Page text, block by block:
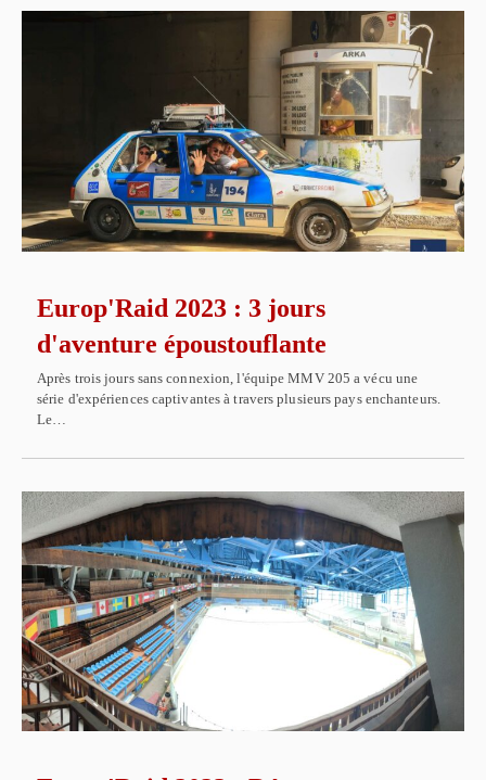
Europ'Raid 2023 : 3 jours
d'aventure époustouflante
Après trois jours sans connexion, l'équipe MMV 205 a vécu une
série d'expériences captivantes à travers plusieurs pays enchanteurs.
Le…